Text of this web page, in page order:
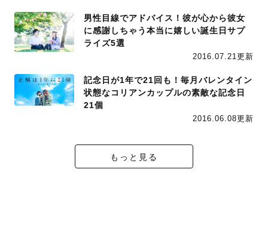
男性目線でアドバイス！彼が心から彼女
に感謝しちゃう本当に嬉しい誕生日サプ
ライズ5選
2016.07.21更新
記念日が1年で21回も！毎月バレンタイン
状態なコリアンカップルの素敵な記念日
21個
2016.06.08更新
もっと見る